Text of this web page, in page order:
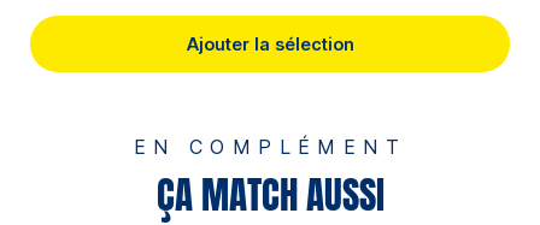
Ajouter la sélection
EN COMPLÉMENT
ÇA MATCH AUSSI